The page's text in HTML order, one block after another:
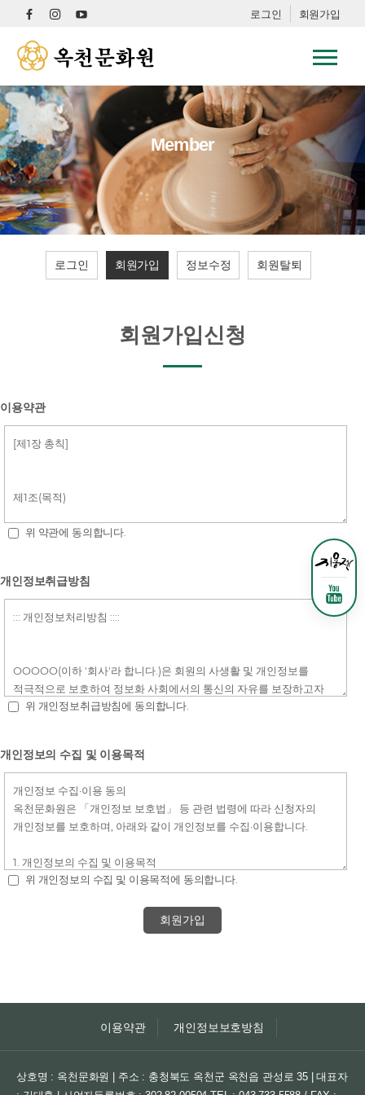
로그인 회원가입
Member
로그인 회원가입 정보수정 회원탈퇴
회원가입신청
이용약관
위 약관에 동의합니다.
개인정보취급방침
위 개인정보취급방침에 동의합니다.
개인정보의 수집 및 이용목적
위 개인정보의 수집 및 이용목적에 동의합니다.
회원가입
이용약관 개인정보보호방침
상호명 : 옥천문화원 | 주소 : 충청북도 옥천군 옥천읍 관성로 35 | 대표자